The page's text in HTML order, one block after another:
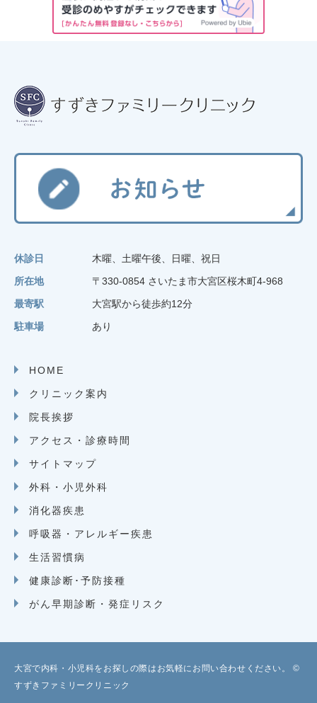
休診日
木曜、土曜午後、日曜、祝日
所在地
〒330-0854 さいたま市大宮区桜木町4-968
最寄駅
大宮駅から徒歩約12分
駐車場
あり
HOME
クリニック案内
院長挨拶
アクセス・診療時間
サイトマップ
外科・小児外科
消化器疾患
呼吸器・アレルギー疾患
生活習慣病
健康診断･予防接種
がん早期診断・発症リスク
大宮で内科・小児科をお探しの際はお気軽にお問い合わせください。 ©
すずきファミリークリニック